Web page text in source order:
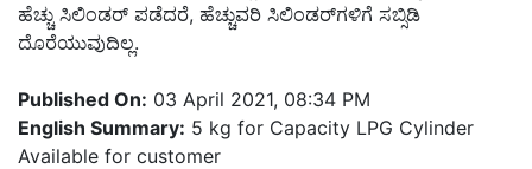
ಹೆಚ್ಚು ಸಿಲಿಂಡರ್‌ ಪಡೆದರೆ, ಹೆಚ್ಚುವರಿ ಸಿಲಿಂಡರ್‌ಗಳಿಗೆ ಸಬ್ಸಿಡಿ
ದೊರೆಯುವುದಿಲ್ಲ.
Published On: 03 April 2021, 08:34 PM
English Summary: 5 kg for Capacity LPG Cylinder
Available for customer